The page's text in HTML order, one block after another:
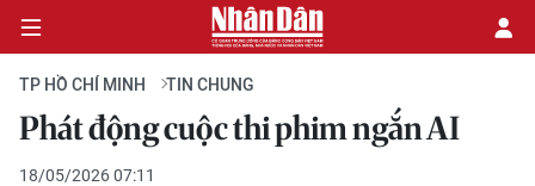
CHÍNH TRỊ
TP HỒ CHÍ MINH TIN CHUNG
Phát động cuộc thi phim ngắn AI
18/05/2026 07:11